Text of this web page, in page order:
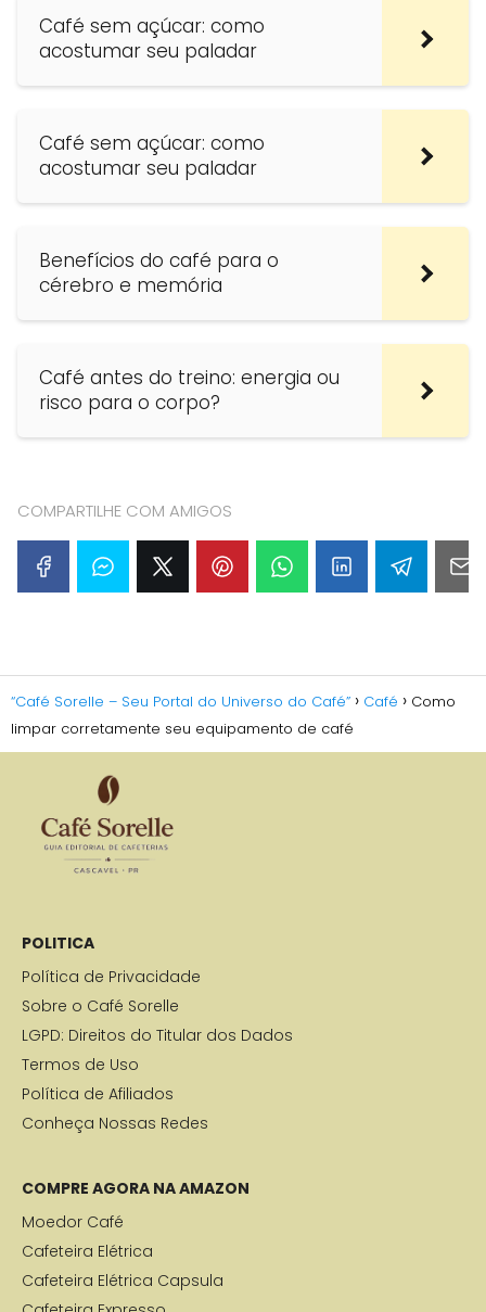
Café sem açúcar: como
acostumar seu paladar
Café sem açúcar: como
acostumar seu paladar
Benefícios do café para o
cérebro e memória
Café antes do treino: energia ou
risco para o corpo?
COMPARTILHE COM AMIGOS
“Café Sorelle – Seu Portal do Universo do Café” Café
Como
limpar corretamente seu equipamento de café
POLITICA
Política de Privacidade
Sobre o Café Sorelle
LGPD: Direitos do Titular dos Dados
Termos de Uso
Política de Afiliados
Conheça Nossas Redes
COMPRE AGORA NA AMAZON
Moedor Café
Cafeteira Elétrica
Cafeteira Elétrica Capsula